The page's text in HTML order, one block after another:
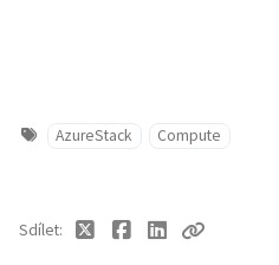
AzureStack Compute
Sdílet